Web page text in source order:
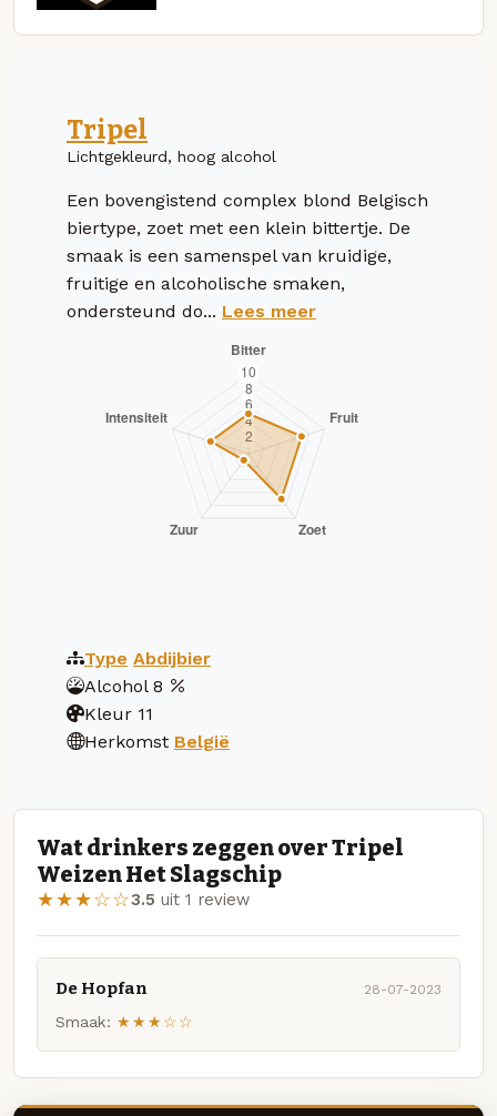
Tripel
Lichtgekleurd, hoog alcohol
Een bovengistend complex blond Belgisch
biertype, zoet met een klein bittertje. De
smaak is een samenspel van kruidige,
fruitige en alcoholische smaken,
ondersteund do... Lees meer
Type Abdijbier
Alcohol 8
Kleur 11
Herkomst België
Wat drinkers zeggen over Tripel
Weizen Het Slagschip
★★★☆☆3.5 uit 1 review
De Hopfan 28-07-2023
Smaak: ★★★☆☆